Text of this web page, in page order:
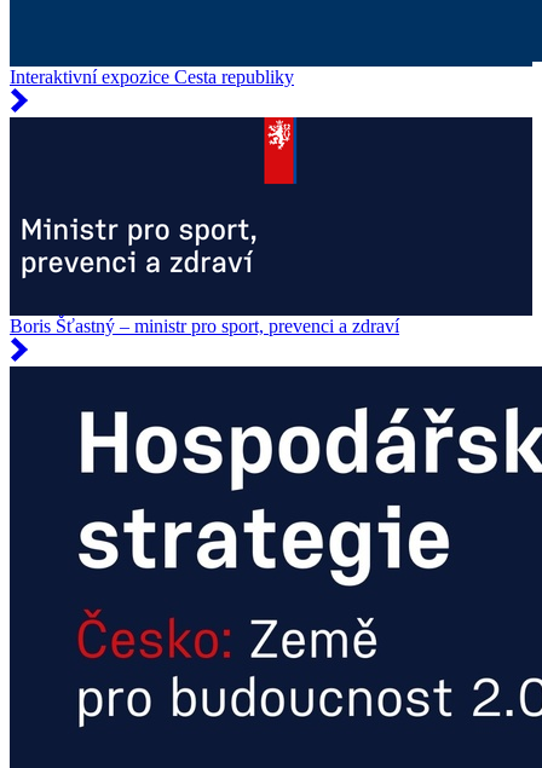
Interaktivní expozice Cesta republiky
Boris Šťastný – ministr pro sport, prevenci a zdraví